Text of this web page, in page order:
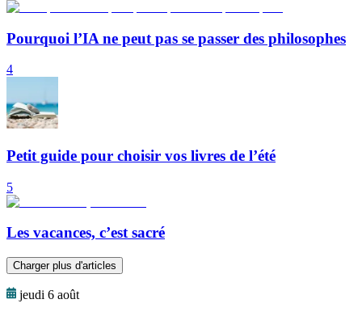
Pourquoi l’IA ne peut pas se passer des philosophes
4
Petit guide pour choisir vos livres de l’été
5
Les vacances, c’est sacré
Charger plus d'articles
jeudi 6 août